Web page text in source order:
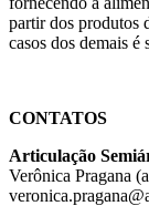
partir dos produtos
casos dos demais
CONTATOS
Articulação
Verônica Pragana